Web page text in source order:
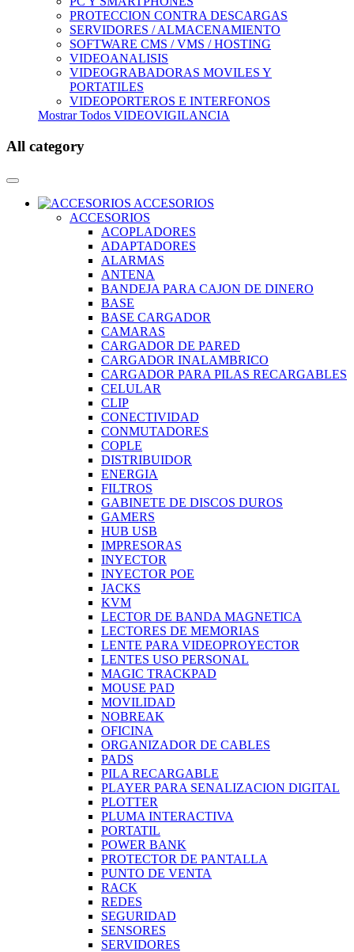
PROTECCION CONTRA DESCARGAS
SERVIDORES / ALMACENAMIENTO
SOFTWARE CMS / VMS / HOSTING
VIDEOANALISIS
VIDEOGRABADORAS MOVILES Y
PORTATILES
VIDEOPORTEROS E INTERFONOS
Mostrar Todos VIDEOVIGILANCIA
All category
ACCESORIOS
ACCESORIOS
ACOPLADORES
ADAPTADORES
ALARMAS
ANTENA
BANDEJA PARA CAJON DE DINERO
BASE
BASE CARGADOR
CAMARAS
CARGADOR DE PARED
CARGADOR INALAMBRICO
CARGADOR PARA PILAS RECARGABLES
CELULAR
CLIP
CONECTIVIDAD
CONMUTADORES
COPLE
DISTRIBUIDOR
ENERGIA
FILTROS
GABINETE DE DISCOS DUROS
GAMERS
HUB USB
IMPRESORAS
INYECTOR
INYECTOR POE
JACKS
KVM
LECTOR DE BANDA MAGNETICA
LECTORES DE MEMORIAS
LENTE PARA VIDEOPROYECTOR
LENTES USO PERSONAL
MAGIC TRACKPAD
MOUSE PAD
MOVILIDAD
NOBREAK
OFICINA
ORGANIZADOR DE CABLES
PADS
PILA RECARGABLE
PLAYER PARA SENALIZACION DIGITAL
PLOTTER
PLUMA INTERACTIVA
PORTATIL
POWER BANK
PROTECTOR DE PANTALLA
PUNTO DE VENTA
RACK
REDES
SEGURIDAD
SENSORES
SERVIDORES